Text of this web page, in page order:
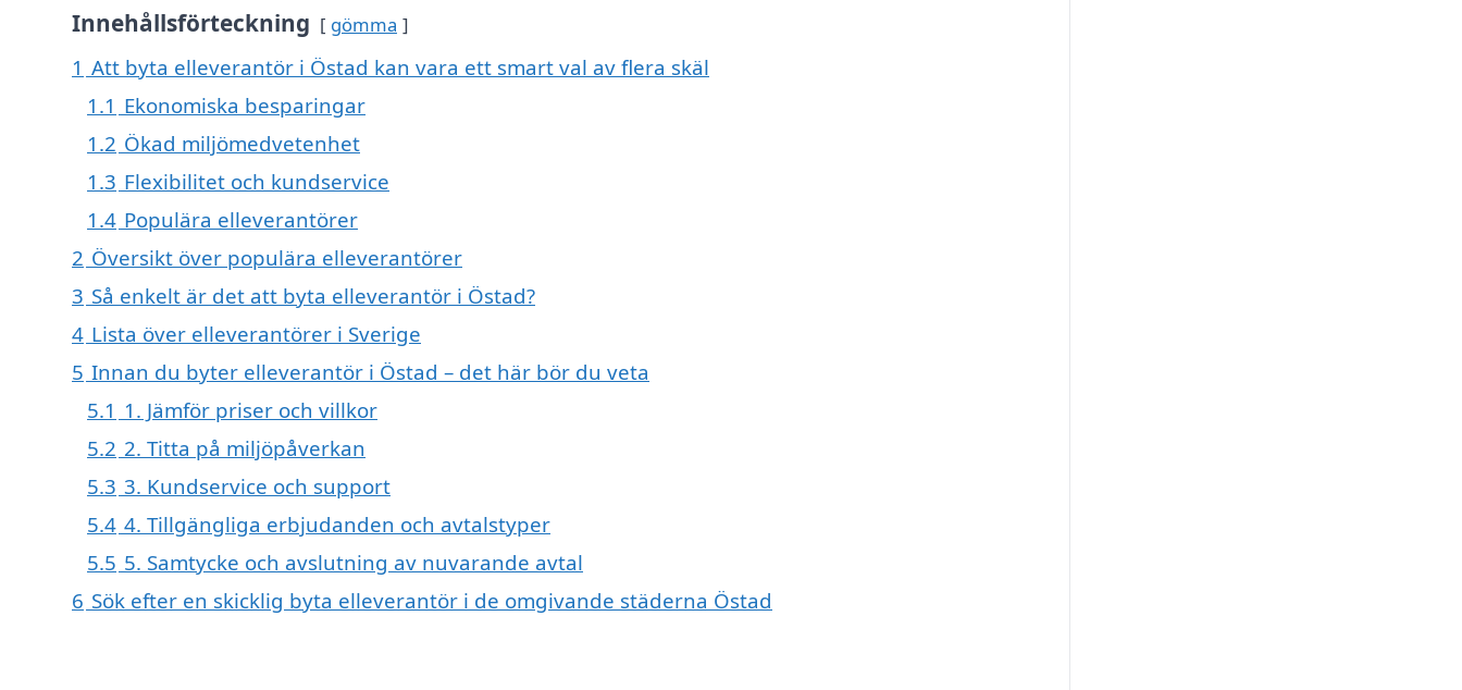
Innehållsförteckning gömma
1 Att byta elleverantör i Östad kan vara ett smart val av flera skäl
1.1 Ekonomiska besparingar
1.2 Ökad miljömedvetenhet
1.3 Flexibilitet och kundservice
1.4 Populära elleverantörer
2 Översikt över populära elleverantörer
3 Så enkelt är det att byta elleverantör i Östad?
4 Lista över elleverantörer i Sverige
5 Innan du byter elleverantör i Östad – det här bör du veta
5.1 1. Jämför priser och villkor
5.2 2. Titta på miljöpåverkan
5.3 3. Kundservice och support
5.4 4. Tillgängliga erbjudanden och avtalstyper
5.5 5. Samtycke och avslutning av nuvarande avtal
6 Sök efter en skicklig byta elleverantör i de omgivande städerna Östad